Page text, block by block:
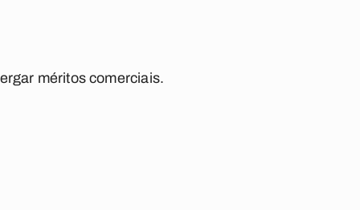
méritos comerciais.